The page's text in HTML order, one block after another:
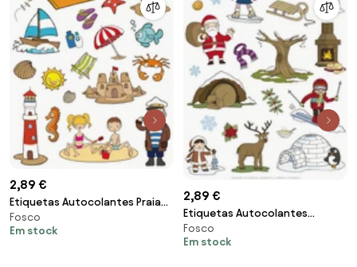
2,89 €
Etiquetas Autocolantes Praia
Removíveis 3f
Fosco
Em stock
2,89 €
Etiquetas Autocolantes
Inverno Removíveis 3f
Fosco
Em stock